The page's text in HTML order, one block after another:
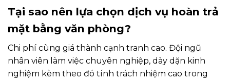
Tại sao nên lựa chọn dịch vụ hoàn trả
mặt bằng văn phòng?
Chi phí cùng giá thành cạnh tranh cao. Đội ngũ
nhân viên làm việc chuyên nghiệp, dày dặn kinh
nghiệm kèm theo đó tính trách nhiệm cao trong